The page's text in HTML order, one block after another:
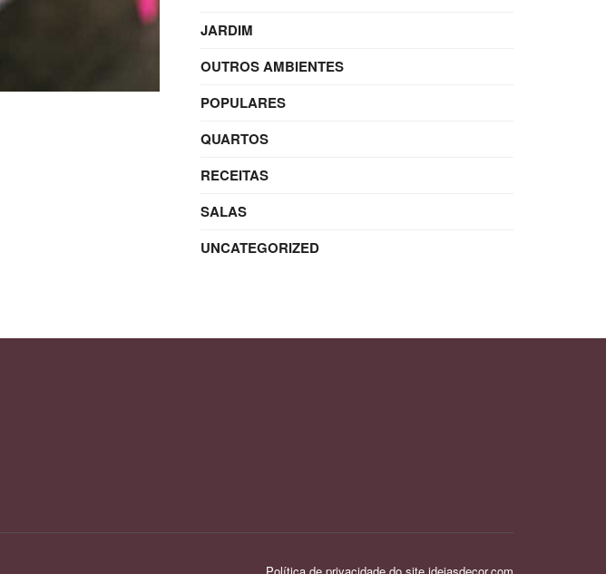
JARDIM
OUTROS AMBIENTES
POPULARES
QUARTOS
RECEITAS
SALAS
UNCATEGORIZED